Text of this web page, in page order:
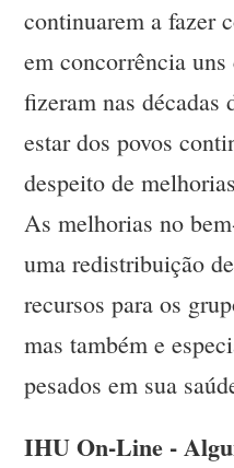
continuarem a fazer
em concorrência
fizeram nas décadas
estar dos povos
despeito de
As melhorias no
uma redistribuição
recursos para os
mas também e
pesados em sua
IHU On-Line -